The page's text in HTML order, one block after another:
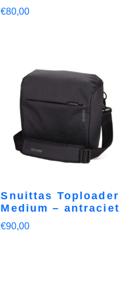
€80,00
Snuittas Toploader
Medium – antraciet
€90,00